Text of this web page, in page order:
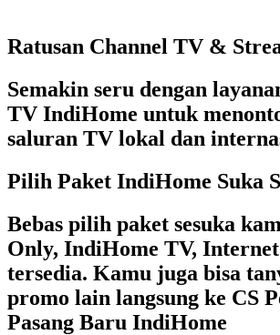
Ratusan Channel TV &
Semakin seru dengan
TV IndiHome untuk
saluran TV lokal dan
Pilih Paket IndiHome Suka
Bebas pilih paket sesuka
Only, IndiHome TV, Internet
tersedia. Kamu juga bisa
promo lain langsung ke CS
Pasang Baru IndiHome